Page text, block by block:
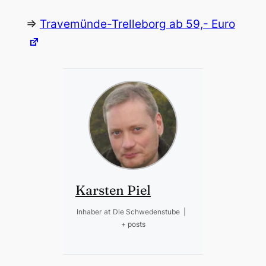
=> Travemünde-Trelleborg ab 59,- Euro
Karsten Piel
Inhaber at Die Schwedenstube
+ posts